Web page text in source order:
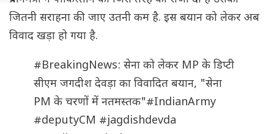
जितनी सराहना की जाए उतनी कम है. इस बयान को लेकर अब
विवाद खड़ा हो गया है.
#BreakingNews: सेना को लेकर MP के डिप्टी
सीएम जगदीश देवड़ा का विवादित बयान, "सेना
PM के चरणों में नतमस्तक"#IndianArmy
#deputyCM #jagdishdevda